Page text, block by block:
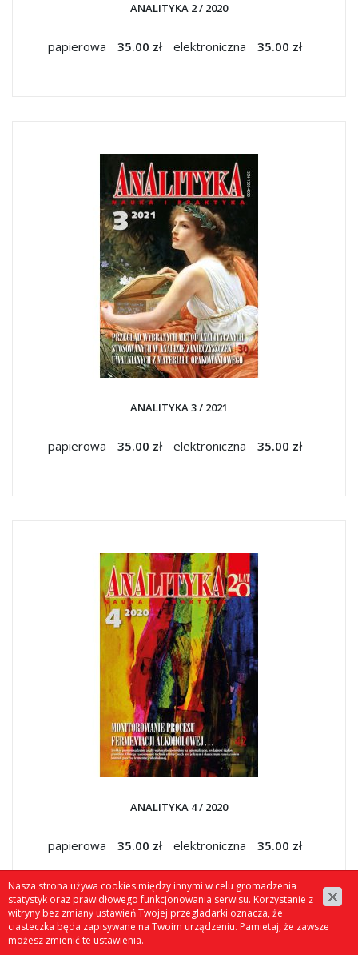
ANALITYKA 2 / 2020
papierowa 35.00 zł elektroniczna 35.00 zł
ANALITYKA 3 / 2021
papierowa 35.00 zł elektroniczna 35.00 zł
ANALITYKA 4 / 2020
papierowa 35.00 zł elektroniczna 35.00 zł
Nasza strona używa cookies między innymi w celu gromadzenia
statystyk oraz prawidłowego funkcjonowania serwisu. Korzystanie z
witryny bez zmiany ustawień Twojej przegladarki oznacza, że
ciasteczka będa zapisywane na Twoim urządzeniu. Pamietaj, że zawsze
możesz zmienić te ustawienia.